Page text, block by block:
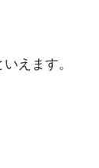
えます。